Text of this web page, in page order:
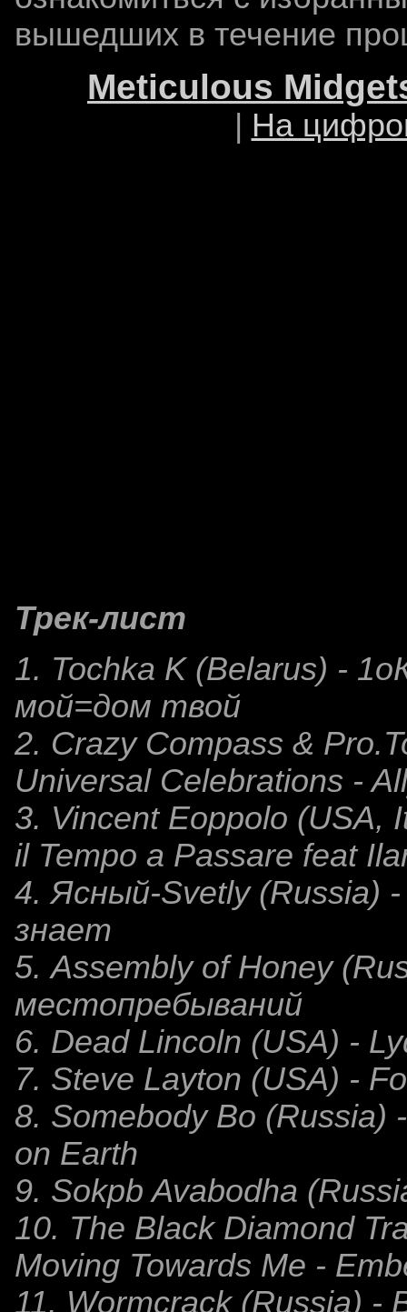
вышедших в течение
Meticulous
| На
Трек-лист
1. Tochka K (Belarus) -
мой=дом твой
2. Crazy Compass &
Universal Celebrations -
3. Vincent Eoppolo (USA,
il Tempo a Passare feat
4. Ясный-Svetly
знает
5. Assembly of Honey
местопребываний
6. Dead Lincoln (USA) -
7. Steve Layton (USA) -
8. Somebody Bo (Russia)
on Earth
9. Sokpb Avabodha
10. The Black Diamond
Moving Towards Me -
11. Wormcrack (Russia) -